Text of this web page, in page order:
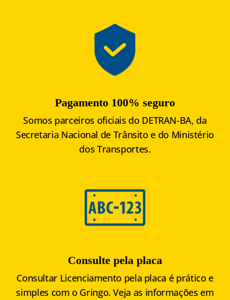
Pagamento 100% seguro
Somos parceiros oficiais do DETRAN-BA, da
Secretaria Nacional de Trânsito e do Ministério
dos Transportes.
Consulte pela placa
Consultar Licenciamento pela placa é prático e
simples com o Gringo. Veja as informações em